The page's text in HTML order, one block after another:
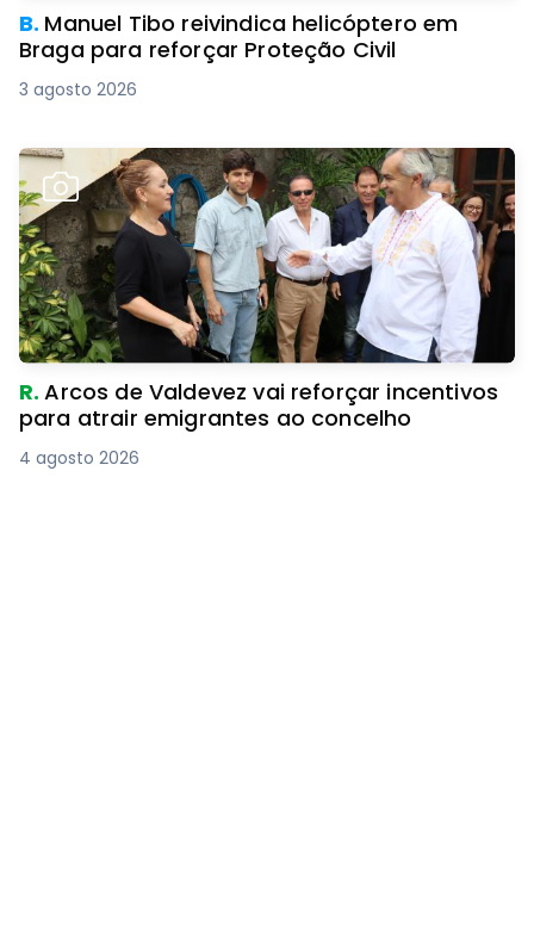
B. Manuel Tibo reivindica helicóptero em
Braga para reforçar Proteção Civil
3 agosto 2026
R.Arcos de Valdevez vai reforçar incentivos
para atrair emigrantes ao concelho
4 agosto 2026